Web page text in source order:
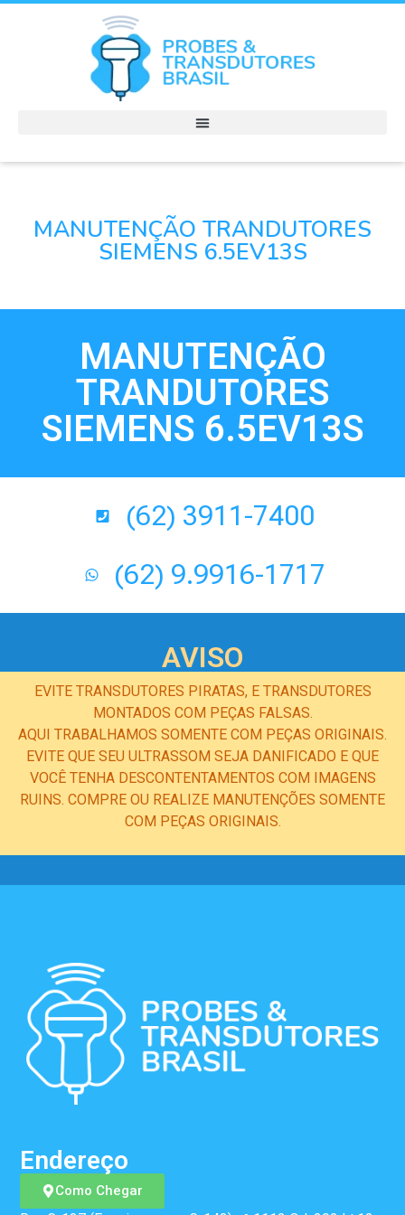
MANUTENÇÃO TRANDUTORES
SIEMENS 6.5EV13S
MANUTENÇÃO
TRANDUTORES
SIEMENS 6.5EV13S
(62) 3911-7400
(62) 9.9916-1717
AVISO
EVITE TRANSDUTORES PIRATAS, E TRANSDUTORES
MONTADOS COM PEÇAS FALSAS.
AQUI TRABALHAMOS SOMENTE COM PEÇAS ORIGINAIS.
EVITE QUE SEU ULTRASSOM SEJA DANIFICADO E QUE
VOCÊ TENHA DESCONTENTAMENTOS COM IMAGENS
RUINS. COMPRE OU REALIZE MANUTENÇÕES SOMENTE
COM PEÇAS ORIGINAIS.
Como Chegar
Endereço